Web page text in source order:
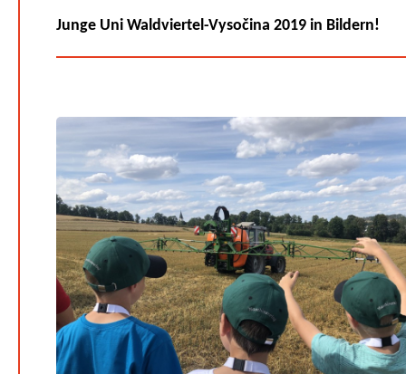
Junge Uni Waldviertel-Vysočina 2019 in Bildern!